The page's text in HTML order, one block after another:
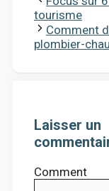
tourisme
Comment
plombier-
Laisser un
Comment